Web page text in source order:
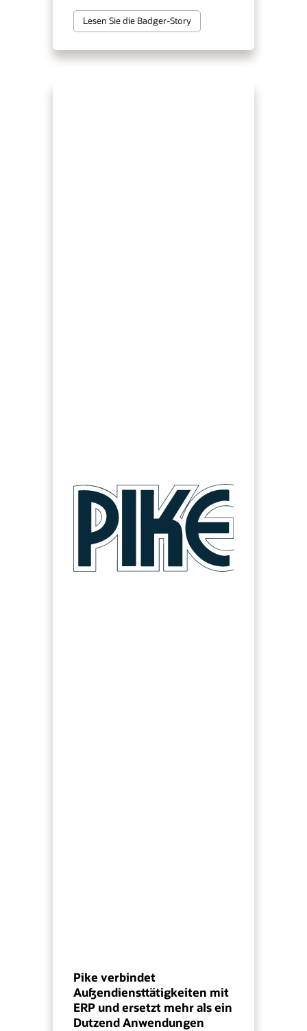
Lesen Sie die Badger-Story
Pike verbindet
Außendiensttätigkeiten mit
ERP und ersetzt mehr als ein
Dutzend Anwendungen